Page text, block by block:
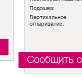
Подошва:
Вертикальное
отпаривание:
Сообщить